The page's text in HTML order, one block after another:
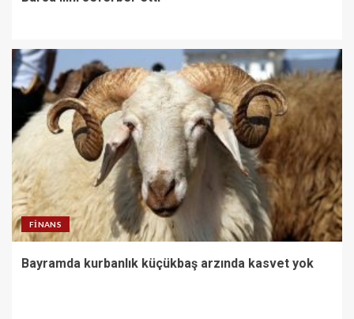
FINANS
Bayramda kurbanlık küçükbaş arzında kasvet yok